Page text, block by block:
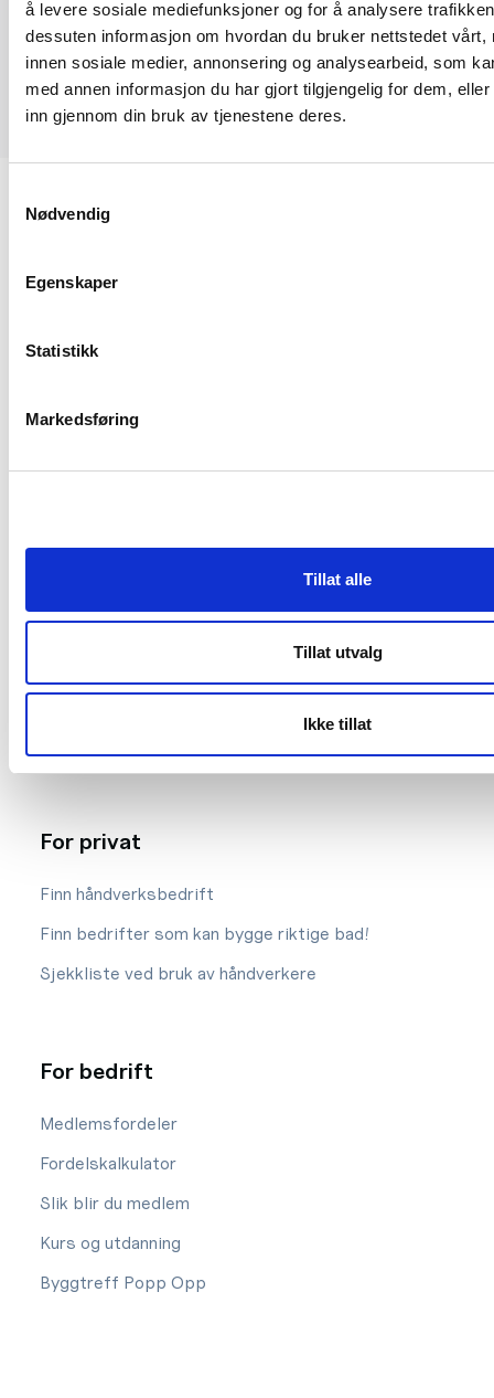
å levere sosiale mediefunksjoner og for å analysere
dessuten informasjon om hvordan du bruker nettstedet vårt,
innen sosiale medier, annonsering og analysearbeid, som
med annen informasjon du har gjort tilgjengelig for dem,
inn gjennom din bruk av tjenestene deres.
Nødvendig
Egenskaper
Statistikk
Markedsføring
Tillat alle
Tillat utvalg
Ikke tillat
Sørkedalsveien 9D
23 08 75 77
Styret
Våre ansatte
For privat
Finn håndverksbedrift
Finn bedrifter som kan bygge riktige bad!
Sjekkliste ved bruk av håndverkere
For bedrift
Medlemsfordeler
Fordelskalkulator
Slik blir du medlem
Kurs og utdanning
Byggtreff Popp Opp